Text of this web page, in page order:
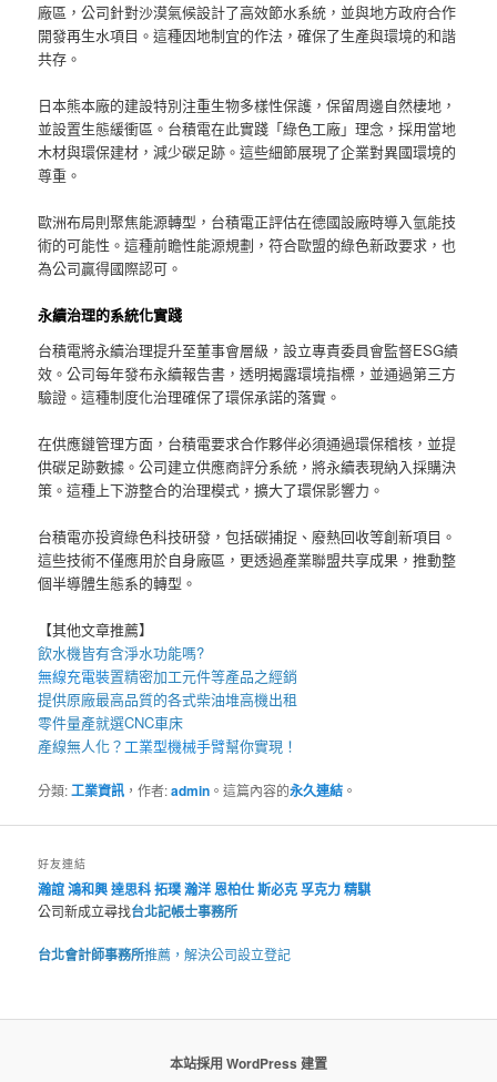
廠區，公司針對沙漠氣候設計了高效節水系統，並與地方政府合作
開發再生水項目。這種因地制宜的作法，確保了生產與環境的和諧
共存。
日本熊本廠的建設特別注重生物多樣性保護，保留周邊自然棲地，
並設置生態緩衝區。台積電在此實踐「綠色工廠」理念，採用當地
木材與環保建材，減少碳足跡。這些細節展現了企業對異國環境的
尊重。
歐洲布局則聚焦能源轉型，台積電正評估在德國設廠時導入氫能技
術的可能性。這種前瞻性能源規劃，符合歐盟的綠色新政要求，也
為公司贏得國際認可。
永續治理的系統化實踐
台積電將永續治理提升至董事會層級，設立專責委員會監督ESG績
效。公司每年發布永續報告書，透明揭露環境指標，並通過第三方
驗證。這種制度化治理確保了環保承諾的落實。
在供應鏈管理方面，台積電要求合作夥伴必須通過環保稽核，並提
供碳足跡數據。公司建立供應商評分系統，將永續表現納入採購決
策。這種上下游整合的治理模式，擴大了環保影響力。
台積電亦投資綠色科技研發，包括碳捕捉、廢熱回收等創新項目。
這些技術不僅應用於自身廠區，更透過產業聯盟共享成果，推動整
個半導體生態系的轉型。
【其他文章推薦】
飲水機皆有含淨水功能嗎?
無線充電裝置精密加工元件等產品之經銷
提供原廠最高品質的各式柴油堆高機出租
零件量產就選CNC車床
產線無人化？ 工業型機械手臂幫你實現！
分類:工業資訊 ，作者:admin 。這篇內容的永久連結 。
好友連結
瀚誼鴻和興達思科拓璞瀚洋恩柏仕斯必克孚克力精騏
公司新成立尋找台北記帳士事務所
台北會計師事務所推薦，解決公司設立登記
本站採用 WordPress 建置